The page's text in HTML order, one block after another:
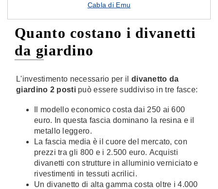
Cabla di Emu
Quanto costano i divanetti
da giardino
L'investimento necessario per il divanetto da
giardino 2 postipuò essere suddiviso in tre fasce:
Il modello economico costa dai 250 ai 600
euro. In questa fascia dominano la resina e il
metallo leggero.
La fascia media è il cuore del mercato, con
prezzi tra gli 800 e i 2.500 euro. Acquisti
divanetti con strutture in alluminio verniciato e
rivestimenti in tessuti acrilici.
Un divanetto di alta gamma costa oltre i 4.000